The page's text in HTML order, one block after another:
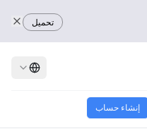
تحميل
إنشاء حساب